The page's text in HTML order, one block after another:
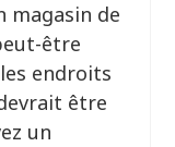
magasin de
être
endroits
être
un